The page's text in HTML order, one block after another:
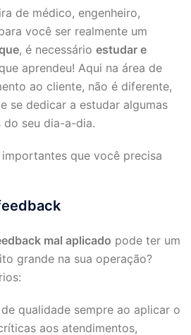
de médico, engenheiro,
você ser realmente um
, é necessário estudar e
aprendeu! Aqui na área de
ao cliente, não é diferente,
se dedicar a estudar algumas
seu dia-a-dia.
que você precisa
mal aplicado pode ter um
grande na sua operação?
qualidade sempre ao aplicar o
aos atendimentos,